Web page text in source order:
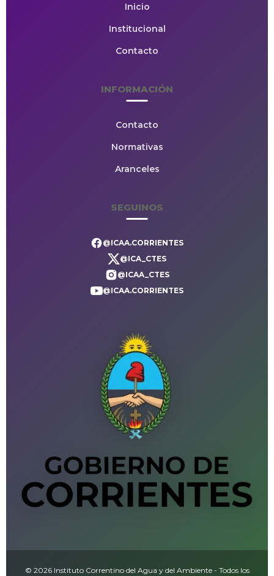
Inicio
Institucional
Contacto
INFORMACIÓN
Contacto
Normativas
Aranceles
SEGUINOS
@ICAA.CORRIENTES
@ICA_CTES
@ICAA_CTES
@ICAA.CORRIENTES
© 2026 Instituto Correntino del Agua y del Ambiente - Todos los